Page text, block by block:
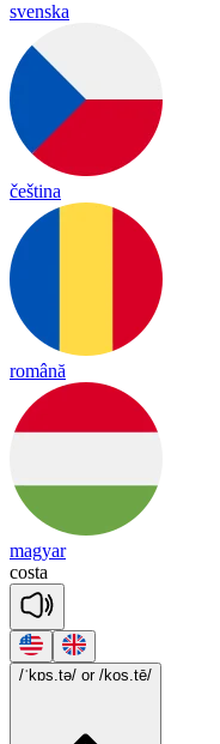
svenska
čeština
română
magyar
costa
/ˈkɒs.tə/ or /kos.tē/